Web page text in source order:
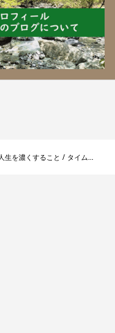
と / タイムマネジメント大全[ 池田貴将 ]